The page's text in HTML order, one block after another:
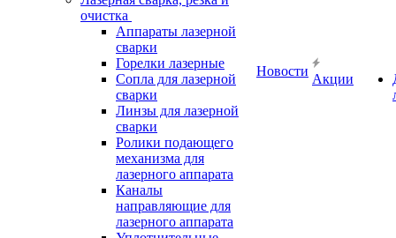
очистка
Аппараты лазерной
сварки
Горелки лазерные
Сопла для лазерной
сварки
Линзы для лазерной
сварки
Ролики подающего
механизма для
лазерного аппарата
Каналы
направляющие для
лазерного аппарата
Новости
Акции